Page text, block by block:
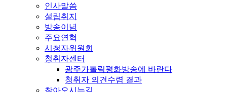
인사말씀
설립취지
방송이념
주요연혁
시청자위원회
청취자센터
광주가톨릭평화방송에 바란다
청취자 의견수렴 결과
찾아오시는길